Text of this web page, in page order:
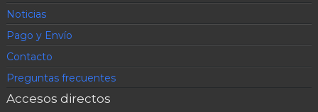
Noticias
Pago y Envío
Contacto
Preguntas frecuentes
Accesos directos